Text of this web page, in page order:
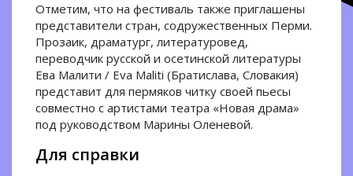
Отметим, что на фестиваль также приглашены
представители стран, содружественных Перми.
Прозаик, драматург, литературовед,
переводчик русской и осетинской литературы
Ева Малити / Eva Maliti (Братислава, Словакия)
представит для пермяков читку своей пьесы
совместно с артистами театра «Новая драма»
под руководством Марины Оленевой.
Для справки